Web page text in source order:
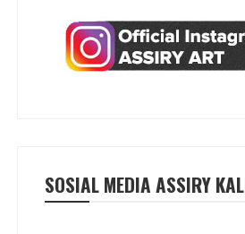
SOSIAL MEDIA ASSIRY